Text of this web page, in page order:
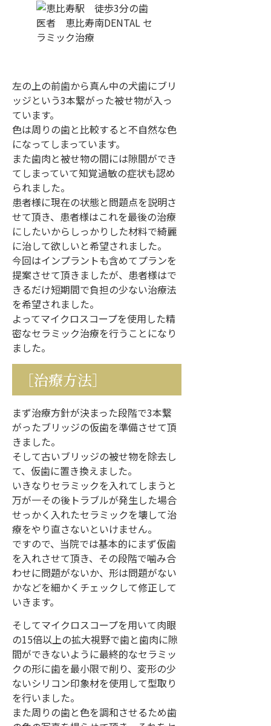
左の上の前歯から真ん中の犬歯にブリ
ッジという3本繋がった被せ物が入っ
ています。
色は周りの歯と比較すると不自然な色
になってしまっています。
また歯肉と被せ物の間には隙間ができ
てしまっていて知覚過敏の症状も認め
られました。
患者様に現在の状態と問題点を説明さ
せて頂き、患者様はこれを最後の治療
にしたいからしっかりした材料で綺麗
に治して欲しいと希望されました。
今回はインプラントも含めてプランを
提案させて頂きましたが、患者様はで
きるだけ短期間で負担の少ない治療法
を希望されました。
よってマイクロスコープを使用した精
密なセラミック治療を行うことになり
ました。
［治療方法］
まず治療方針が決まった段階で3本繋
がったブリッジの仮歯を準備させて頂
きました。
そして古いブリッジの被せ物を除去し
て、仮歯に置き換えました。
いきなりセラミックを入れてしまうと
万が一その後トラブルが発生した場合
せっかく入れたセラミックを壊して治
療をやり直さないといけません。
ですので、当院では基本的にまず仮歯
を入れさせて頂き、その段階で噛み合
わせに問題がないか、形は問題がない
かなどを細かくチェックして修正して
いきます。
そしてマイクロスコープを用いて肉眼
の15倍以上の拡大視野で歯と歯肉に隙
間ができないように最終的なセラミッ
クの形に歯を最小限で削り、変形の少
ないシリコン印象材を使用して型取り
を行いました。
また周りの歯と色を調和させるため歯